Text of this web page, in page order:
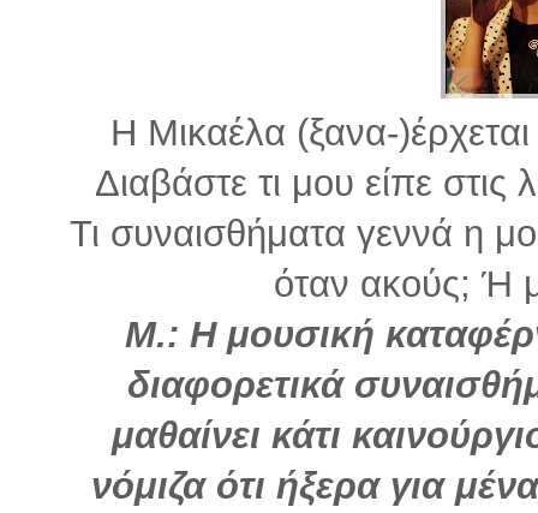
Η Μικαέλα (ξανα-
Διαβάστε τι μου είπε στις
Τι συναισθήματα γεννά η
όταν ακούς; Ή
Μ.: Η μουσική
διαφορετικά
μαθαίνει κάτι
νόμιζα ότι ήξερα για